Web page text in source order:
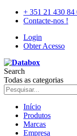
+ 351 21 430 84
Contacte-nos !
Login
Obter Acesso
Search
Todas as categorias
Início
Produtos
Marcas
Empresa